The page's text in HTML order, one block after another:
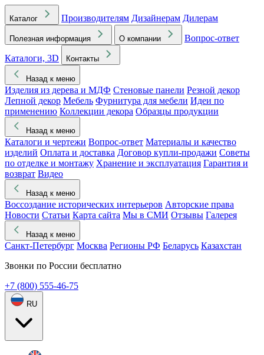
Каталог Производителям Дизайнерам Дилерам
Полезная информация О компании
Вопрос-ответ
Каталоги, 3D
Контакты
Назад к меню
Изделия из дерева и МДФ Стеновые панели Резной декор
Лепной декор Мебель Фурнитура для мебели Идеи по
применению Коллекции декора Образцы продукции
Назад к меню
Каталоги и чертежи Вопрос-ответ Материалы и качество
изделий Оплата и доставка Договор купли-продажи Советы
по отделке и монтажу Хранение и эксплуатация Гарантия и
возврат Видео
Назад к меню
Воссоздание исторических интерьеров Авторские права
Новости Статьи Карта сайта Мы в СМИ Отзывы Галерея
Назад к меню
Санкт-Петербург Москва Регионы РФ Беларусь Казахстан
Звонки по России бесплатно
+7 (800) 555-46-75
RU